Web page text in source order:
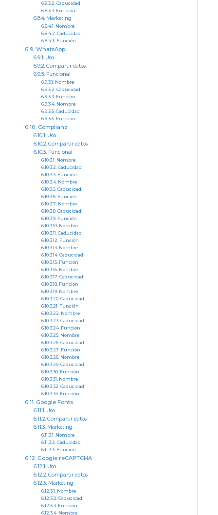
Caducidad
Función
Marketing
Nombre
Caducidad
Función
WhatsApp
Uso
Compartir datos
Funcional
Nombre
Caducidad
Función
Nombre
Caducidad
Función
Complianz
Uso
Compartir datos
Funcional
Nombre
Caducidad
Función
Nombre
Caducidad
Función
Nombre
Caducidad
Función
Nombre
Caducidad
Función
Nombre
Caducidad
Función
Nombre
Caducidad
Función
Nombre
Caducidad
Función
Nombre
Caducidad
Función
Nombre
Caducidad
Función
Nombre
Caducidad
Función
Nombre
Caducidad
Función
Google Fonts
Uso
Compartir datos
Marketing
Nombre
Caducidad
Función
Google reCAPTCHA
Uso
Compartir datos
Marketing
Nombre
Caducidad
Función
Nombre